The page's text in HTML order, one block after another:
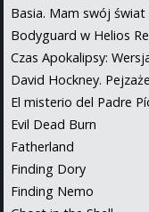
Basia. Mam swój świat
Bodyguard w Helios
Czas Apokalipsy:
David Hockney.
El misterio del Padre
Evil Dead Burn
Fatherland
Finding Dory
Finding Nemo